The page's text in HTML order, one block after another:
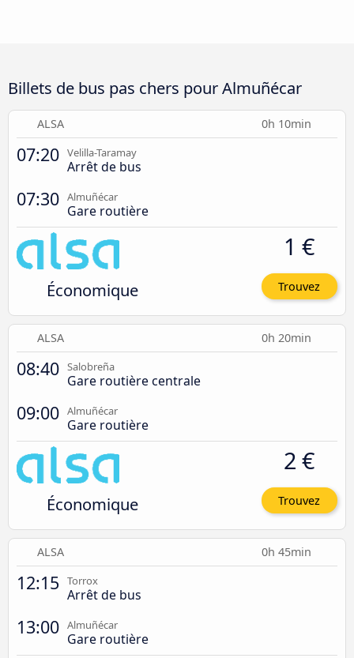
Billets de bus pas chers pour Almuñécar
ALSA 0h 10min
07:20 Velilla-Taramay
Arrêt de bus
07:30 Almuñécar
Gare routière
Économique
1 €
Trouvez
ALSA 0h 20min
08:40 Salobreña
Gare routière centrale
09:00 Almuñécar
Gare routière
Économique
2 €
Trouvez
ALSA 0h 45min
12:15 Torrox
Arrêt de bus
13:00 Almuñécar
Gare routière